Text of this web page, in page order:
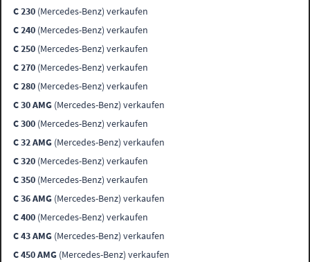
C 230 (Mercedes-Benz) verkaufen
C 240 (Mercedes-Benz) verkaufen
C 250 (Mercedes-Benz) verkaufen
C 270 (Mercedes-Benz) verkaufen
C 280 (Mercedes-Benz) verkaufen
C 30 AMG (Mercedes-Benz) verkaufen
C 300 (Mercedes-Benz) verkaufen
C 32 AMG (Mercedes-Benz) verkaufen
C 320 (Mercedes-Benz) verkaufen
C 350 (Mercedes-Benz) verkaufen
C 36 AMG (Mercedes-Benz) verkaufen
C 400 (Mercedes-Benz) verkaufen
C 43 AMG (Mercedes-Benz) verkaufen
C 450 AMG (Mercedes-Benz) verkaufen